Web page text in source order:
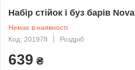
Набір стійок і буз барів
Немає в наявності
Код: 201978
Роздріб
639 ₴